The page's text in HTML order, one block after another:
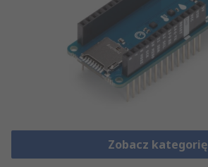
Zobacz kategorię